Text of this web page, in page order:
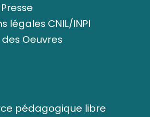
légales CNIL/INPI
Oeuvres
pédagogique libre